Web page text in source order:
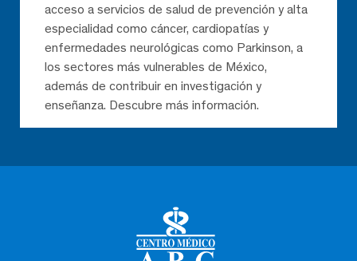
acceso a servicios de salud de prevención y alta
especialidad como cáncer, cardiopatías y
enfermedades neurológicas como Parkinson, a
los sectores más vulnerables de México,
además de contribuir en investigación y
enseñanza. Descubre más información.